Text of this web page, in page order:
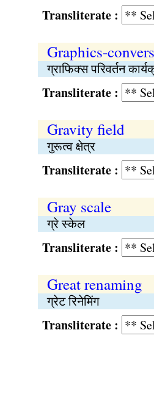
Transliterate :
Graphics-
ग्राफिक्स परिवर्तन
Transliterate :
Gravity field
गुरूत्व क्षेत्र
Transliterate :
Gray scale
ग्रे स्केल
Transliterate :
Great renaming
ग्रेट रिनेमिंग
Transliterate :